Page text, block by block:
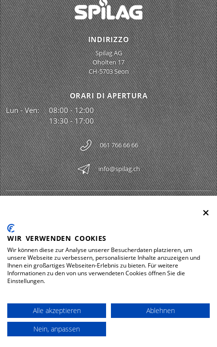
INDIRIZZO
Spilag AG
Oholten 17
CH-5703 Seon
ORARI DI APERTURA
Lun - Ven:
08:00 - 12:00
13:30 - 17:00
061 766 66 66
info@spilag.ch
LEGAL
DOWNLOADS
© 2026 Spilag AG
WIR VERWENDEN COOKIES
Wir können diese zur Analyse unserer Besucherdaten platzieren, um
unsere Webseite zu verbessern, personalisierte Inhalte anzuzeigen und
Ihnen ein großartiges Webseiten-Erlebnis zu bieten. Für weitere
Informationen zu den von uns verwendeten Cookies öffnen Sie die
Einstellungen.
Alle akzeptieren
Ablehnen
Nein, anpassen